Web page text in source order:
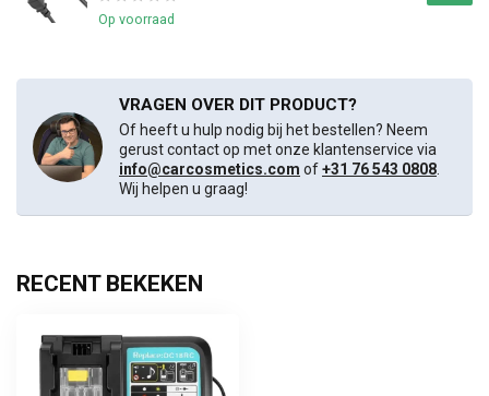
Op voorraad
VRAGEN OVER DIT PRODUCT?
Of heeft u hulp nodig bij het bestellen? Neem
gerust contact op met onze klantenservice via
info@carcosmetics.com of+31 76 543 0808
Wij helpen u graag!
RECENT BEKEKEN